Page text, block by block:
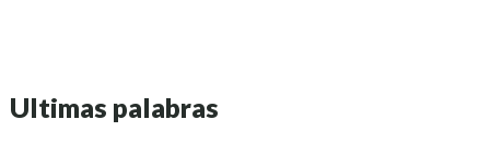
Ultimas palabras